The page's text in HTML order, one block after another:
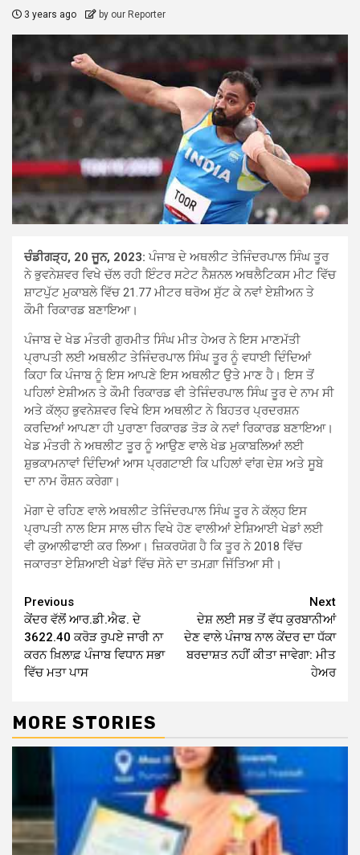
3 years ago by our Reporter
ਚੰਡੀਗੜ੍ਹ, 20 ਜੂਨ, 2023: ਪੰਜਾਬ ਦੇ ਅਥਲੀਟ ਤੇਜਿੰਦਰਪਾਲ ਸਿੰਘ ਤੂਰ
ਨੇ ਭੁਵਨੇਸ਼ਵਰ ਵਿਖੇ ਚੱਲ ਰਹੀ ਇੰਟਰ ਸਟੇਟ ਨੈਸ਼ਨਲ ਅਥਲੈਟਿਕਸ ਮੀਟ ਵਿੱਚ
ਸ਼ਾਟਪੁੱਟ ਮੁਕਾਬਲੇ ਵਿੱਚ 21.77 ਮੀਟਰ ਥਰੋਅ ਸੁੱਟ ਕੇ ਨਵਾਂ ਏਸ਼ੀਅਨ ਤੇ
ਕੌਮੀ ਰਿਕਾਰਡ ਬਣਾਇਆ।
ਪੰਜਾਬ ਦੇ ਖੇਡ ਮੰਤਰੀ ਗੁਰਮੀਤ ਸਿੰਘ ਮੀਤ ਹੇਅਰ ਨੇ ਇਸ ਮਾਣਮੱਤੀ
ਪ੍ਰਾਪਤੀ ਲਈ ਅਥਲੀਟ ਤੇਜਿੰਦਰਪਾਲ ਸਿੰਘ ਤੂਰ ਨੂੰ ਵਧਾਈ ਦਿੰਦਿਆਂ
ਕਿਹਾ ਕਿ ਪੰਜਾਬ ਨੂੰ ਇਸ ਆਪਣੇ ਇਸ ਅਥਲੀਟ ਉਤੇ ਮਾਣ ਹੈ। ਇਸ ਤੋਂ
ਪਹਿਲਾਂ ਏਸ਼ੀਅਨ ਤੇ ਕੌਮੀ ਰਿਕਾਰਡ ਵੀ ਤੇਜਿੰਦਰਪਾਲ ਸਿੰਘ ਤੂਰ ਦੇ ਨਾਮ ਸੀ
ਅਤੇ ਕੱਲ੍ਹ ਭੁਵਨੇਸ਼ਵਰ ਵਿਖੇ ਇਸ ਅਥਲੀਟ ਨੇ ਬਿਹਤਰ ਪ੍ਰਦਰਸ਼ਨ
ਕਰਦਿਆਂ ਆਪਣਾ ਹੀ ਪੁਰਾਣਾ ਰਿਕਾਰਡ ਤੋੜ ਕੇ ਨਵਾਂ ਰਿਕਾਰਡ ਬਣਾਇਆ।
ਖੇਡ ਮੰਤਰੀ ਨੇ ਅਥਲੀਟ ਤੂਰ ਨੂੰ ਆਉਣ ਵਾਲੇ ਖੇਡ ਮੁਕਾਬਲਿਆਂ ਲਈ
ਸ਼ੁਭਕਾਮਨਾਵਾਂ ਦਿੰਦਿਆਂ ਆਸ ਪ੍ਰਗਟਾਈ ਕਿ ਪਹਿਲਾਂ ਵਾਂਗ ਦੇਸ਼ ਅਤੇ ਸੂਬੇ
ਦਾ ਨਾਮ ਰੌਸ਼ਨ ਕਰੇਗਾ।
ਮੋਗਾ ਦੇ ਰਹਿਣ ਵਾਲੇ ਅਥਲੀਟ ਤੇਜਿੰਦਰਪਾਲ ਸਿੰਘ ਤੂਰ ਨੇ ਕੱਲ੍ਹ ਇਸ
ਪ੍ਰਾਪਤੀ ਨਾਲ ਇਸ ਸਾਲ ਚੀਨ ਵਿਖੇ ਹੋਣ ਵਾਲੀਆਂ ਏਸ਼ਿਆਈ ਖੇਡਾਂ ਲਈ
ਵੀ ਕੁਆਲੀਫਾਈ ਕਰ ਲਿਆ। ਜ਼ਿਕਰਯੋਗ ਹੈ ਕਿ ਤੂਰ ਨੇ 2018 ਵਿੱਚ
ਜਕਾਰਤਾ ਏਸ਼ਿਆਈ ਖੇਡਾਂ ਵਿੱਚ ਸੋਨੇ ਦਾ ਤਮਗ਼ਾ ਜਿੱਤਿਆ ਸੀ।
Continue
Reading
Previous
ਕੇਂਦਰ ਵੱਲੋਂ ਆਰ.ਡੀ.ਐਫ. ਦੇ
3622.40 ਕਰੋੜ ਰੁਪਏ ਜਾਰੀ ਨਾ
ਕਰਨ ਖ਼ਿਲਾਫ਼ ਪੰਜਾਬ ਵਿਧਾਨ ਸਭਾ
ਵਿੱਚ ਮਤਾ ਪਾਸ
Next
ਦੇਸ਼ ਲਈ ਸਭ ਤੋਂ ਵੱਧ ਕੁਰਬਾਨੀਆਂ
ਦੇਣ ਵਾਲੇ ਪੰਜਾਬ ਨਾਲ ਕੇਂਦਰ ਦਾ ਧੱਕਾ
ਬਰਦਾਸ਼ਤ ਨਹੀਂ ਕੀਤਾ ਜਾਵੇਗਾ: ਮੀਤ
ਹੇਅਰ
MORE STORIES